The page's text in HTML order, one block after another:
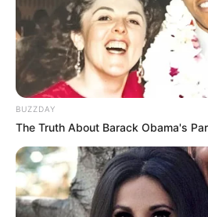
ดวงรายวัน 1 กันยายน 2565
1 ก.ย. 2022
BUZZDAY
The Truth About Barack Obama's